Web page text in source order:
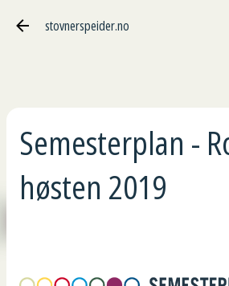
Gå til hovedinnhold
stovnerspeider.no
Semesterplan -
høsten 2019